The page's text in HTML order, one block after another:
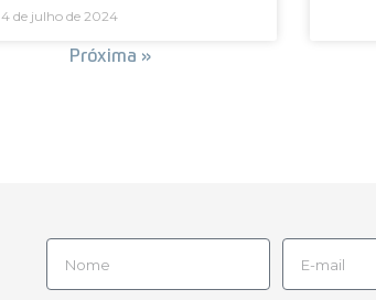
4 de julho de 2024
Próxima »